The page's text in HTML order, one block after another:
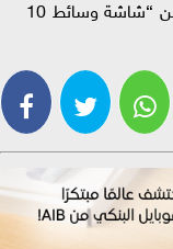
وتحتوي السيارة على نظام ترفيهي مكون من “شاشة وسائط 10